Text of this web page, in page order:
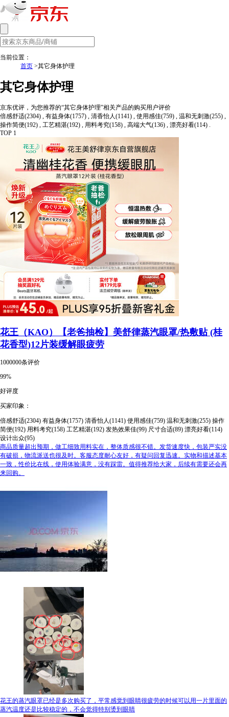
当前位置：
首页 >其它身体护理
其它身体护理
京东优评，为您推荐的“其它身体护理”相关产品的购买用户评价
倍感舒适(2304) , 有益身体(1757) , 清香怡人(1141) , 使用感佳(759) , 温和无刺激(255) ,
操作简便(192) , 工艺精湛(192) , 用料考究(158) , 高端大气(136) , 漂亮好看(114) .
TOP 1
花王（KAO）【老爸抽检】美舒律蒸汽眼罩/热敷贴 (桂
花香型)12片装缓解眼疲劳
1000000条评价
99%
好评度
买家印象：
倍感舒适(2304) 有益身体(1757) 清香怡人(1141) 使用感佳(759) 温和无刺激(255) 操作
简便(192) 用料考究(158) 工艺精湛(192) 发热效果佳(99) 尺寸合适(89) 漂亮好看(114)
设计出众(95)
商品质量超出预期，做工细致用料实在，整体质感很不错。发货速度快，包装严实没
有破损，物流派送也很及时。客服态度耐心友好，有疑问回复迅速。实物和描述基本
一致，性价比在线，使用体验满意，没有踩雷。值得推荐给大家，后续有需要还会再
来回购。
花王的蒸汽眼罩已经是多次购买了，平常感觉到眼睛很疲劳的时候可以用一片里面的
蒸汽温度还是比较稳定的，不会觉得特别烫到眼睛